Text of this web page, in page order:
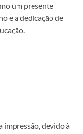
um presente
e a dedicação de
impressão, devido à